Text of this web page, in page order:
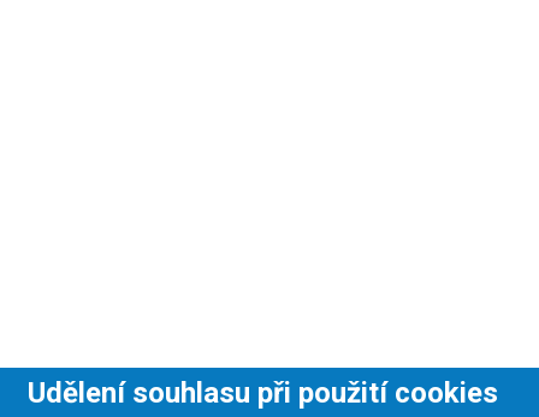
Udělení souhlasu při použití cookies